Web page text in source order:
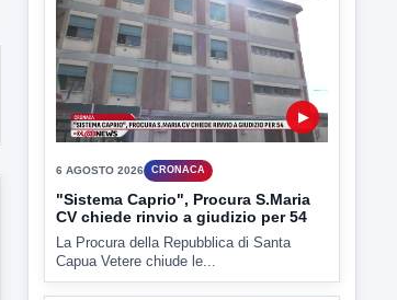
Trovato in casa 42enne in una
pozza di sangue, giallo a viale Italia
Ritrovato senza vita il corpo di un 42enne
in un...